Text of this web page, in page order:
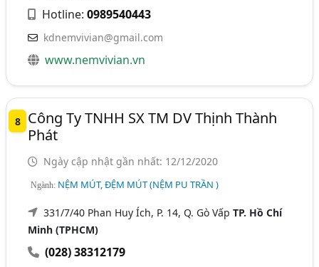
Hotline:0989540443
kdnemvivian@gmail.com
www.nemvivian.vn
8
Công Ty TNHH SX TM DV Thịnh Thành
Phát
Ngày cập nhật gần nhất: 12/12/2020
Ngành: NỆM MÚT, ĐỆM MÚT (NỆM PU TRẦN )
331/7/40 Phan Huy Ích, P. 14, Q. Gò VấpTP. Hồ Chí
Minh (TPHCM)
(028) 38312179